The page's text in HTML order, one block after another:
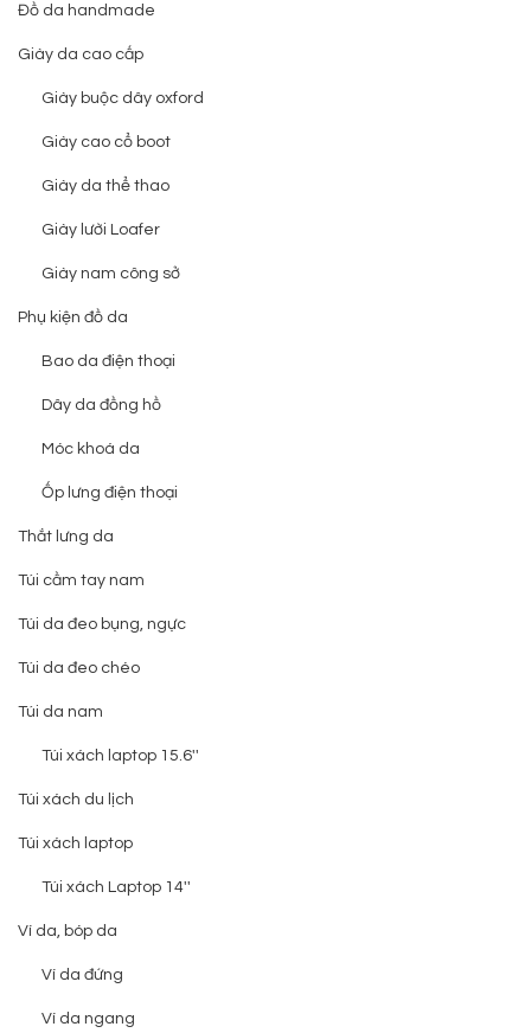
Đồ da handmade
Giày da cao cấp
Giày buộc dây oxford
Giày cao cổ boot
Giày da thể thao
Giày lười Loafer
Giày nam công sở
Phụ kiện đồ da
Bao da điện thoại
Dây da đồng hồ
Móc khoá da
Ốp lưng điện thoại
Thắt lưng da
Túi cầm tay nam
Túi da đeo bụng, ngực
Túi da đeo chéo
Túi da nam
Túi xách laptop 15.6''
Túi xách du lịch
Túi xách laptop
Túi xách Laptop 14''
Ví da, bóp da
Ví da đứng
Ví da ngang